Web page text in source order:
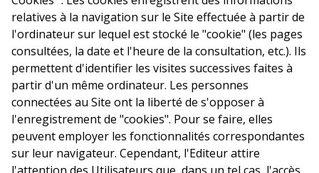
relatives à la navigation sur le Site effectuée à partir de
l'ordinateur sur lequel est stocké le "cookie" (les pages
consultées, la date et l'heure de la consultation, etc.). Ils
permettent d'identifier les visites successives faites à
partir d'un même ordinateur. Les personnes
connectées au Site ont la liberté de s'opposer à
l'enregistrement de "cookies". Pour se faire, elles
peuvent employer les fonctionnalités correspondantes
sur leur navigateur. Cependant, l'Editeur attire